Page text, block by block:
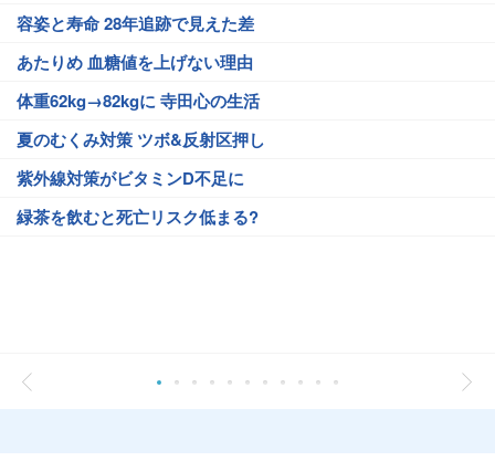
容姿と寿命 28年追跡で見えた差
あたりめ 血糖値を上げない理由
体重62kg→82kgに 寺田心の生活
夏のむくみ対策 ツボ&反射区押し
紫外線対策がビタミンD不足に
緑茶を飲むと死亡リスク低まる?